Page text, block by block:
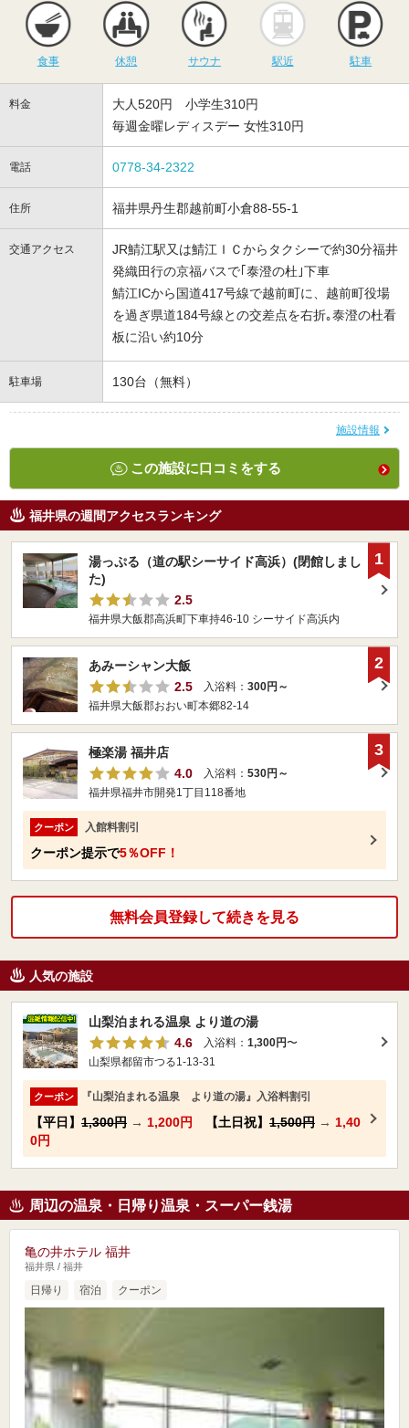
食事 休憩
サウナ
サウナ 駅近 駐車
料金
大人520円 小学生310円
毎週金曜レディスデー 女性310円
電話 0778-34-2322
住所 福井県丹生郡越前町小倉88-55-1
交通アクセス
JR鯖江駅又は鯖江ＩＣからタクシーで約30分福井
発織田行の京福バスで｢泰澄の杜｣下車
鯖江ICから国道417号線で越前町に、越前町役場
を過ぎ県道184号線との交差点を右折｡泰澄の杜看
板に沿い約10分
駐車場 130台（無料）
施設情報
この施設に口コミをする
福井県の週間アクセスランキング
湯っぷる（道の駅シーサイド高浜）(閉館しまし
た)
2.5
福井県大飯郡高浜町下車持46-10 シーサイド高浜内
1
あみーシャン大飯
2.5
入浴料： 300円～
福井県大飯郡おおい町本郷82-14
2
極楽湯 福井店
4.0
入浴料： 530円～
福井県福井市開発1丁目118番地
クーポン 入館料割引
クーポン提示で5％OFF！
3
無料会員登録して続きを見る
人気の施設
山梨泊まれる温泉 より道の湯
4.6
入浴料： 1,300円〜
山梨県都留市つる1-13-31
クーポン 『山梨泊まれる温泉 より道の湯』入浴料割引
【平日】 1,300円 → 1,200円 【土日祝】 1,500円 → 1,40
0円
周辺の温泉・日帰り温泉・スーパー銭湯
亀の井ホテル 福井
福井県 / 福井
日帰り 宿泊 クーポン